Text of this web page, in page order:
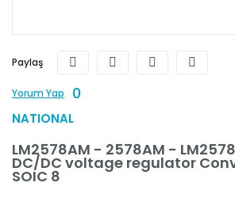
Paylaş
Yorum Yap 0
NATIONAL
LM2578AM - 2578AM -
DC/DC voltage regulator
SOIC 8